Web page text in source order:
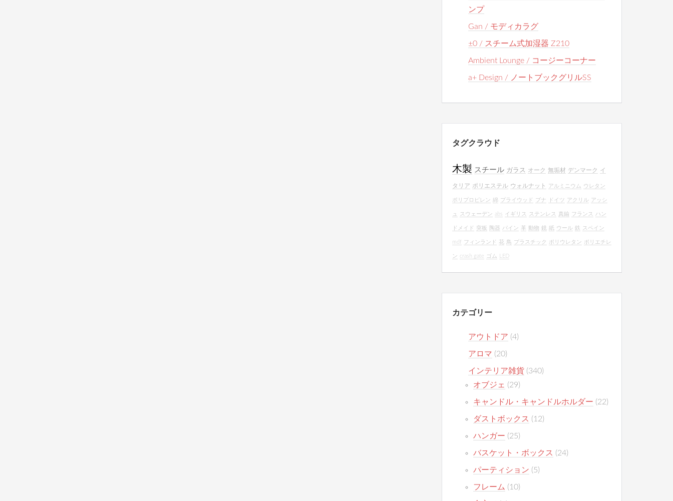
ンプ
Gan / モディカラグ
±0 / スチーム式加湿器 Z210
Ambient Lounge / コージーコーナー
a+ Design / ノートブックグリルSS
タグクラウド
木製 スチール ガラス オーク 無垢材 デンマーク イ
タリア ポリエステル ウォルナット アルミニウム ウレタン
ポリプロピレン 綿 プライウッド ブナ ドイツ アクリル アッシ
ュ スウェーデン abs イギリス ステンレス 真鍮 フランス ハン
ドメイド 突板 陶器 パイン 革 動物 鏡 紙 ウール 鉄 スペイン
mdf フィンランド 花 鳥 プラスチック ポリウレタン ポリエチレ
ン crash gate ゴム LED
カテゴリー
アウトドア (4)
アロマ (20)
インテリア雑貨 (340)
オブジェ (29)
キャンドル・キャンドルホルダー (22)
ダストボックス (12)
ハンガー (25)
バスケット・ボックス (24)
パーティション (5)
フレーム (10)